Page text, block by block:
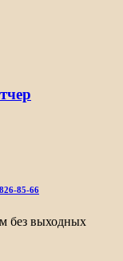
85-66
без выходных